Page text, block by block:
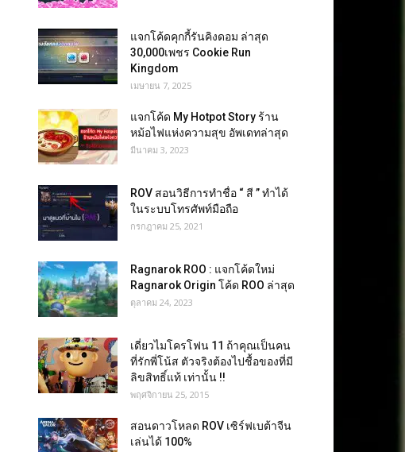
แจกโค้ดคุกกี้รันคิงดอม ล่าสุด
30,000เพชร Cookie Run
Kingdom
เมษายน 7, 2025
แจกโค้ด My Hotpot Story ร้าน
หม้อไฟแห่งความสุข อัพเดทล่าสุด
มีนาคม 3, 2023
ROV สอนวิธีการทำชื่อ “ สี ” ทำได้
ในระบบโทรศัพท์มือถือ
กรกฎาคม 25, 2021
Ragnarok ROO : แจกโค้ดใหม่
Ragnarok Origin โค้ด ROO ล่าสุด
ตุลาคม 24, 2023
เดี่ยวไมโครโฟน 11 ถ้าคุณเป็นคน
ที่รักพี่โน้ส ตัวจริงต้องไปชื้อของที่มี
ลิขสิทธิ์แท้ เท่านั้น !!
พฤศจิกายน 25, 2015
สอนดาวโหลด ROV เซิร์ฟเบต้าจีน
เล่นได้ 100%